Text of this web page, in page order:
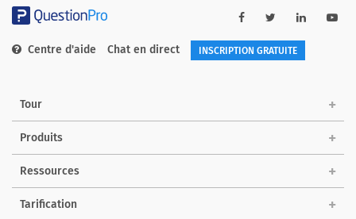
Centre d'aide Chat en direct INSCRIPTION GRATUITE
Tour
Produits
Ressources
Tarification